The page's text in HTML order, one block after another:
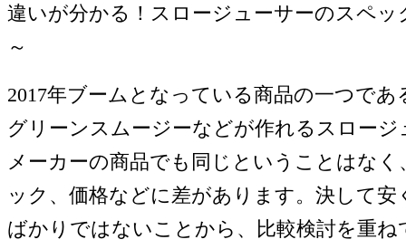
違いが分かる！スロージューサーのスペッ
～
2017年ブームとなっている商品の一つであ
グリーンスムージーなどが作れるスロー
メーカーの商品でも同じということはな
ック、価格などに差があります。決して安
ばかりではないことから、比較検討を重ね